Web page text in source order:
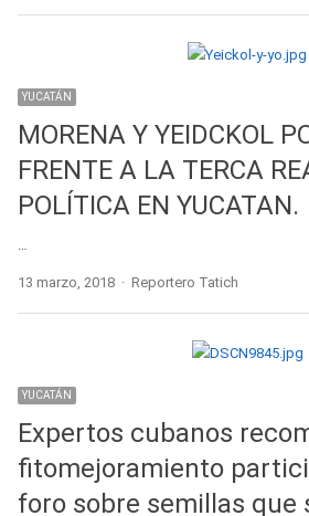
YUCATÁN
MORENA Y YEIDCKOL
FRENTE A LA TERCA
POLÍTICA EN YUCATAN.
13 marzo, 2018 Author
Reportero Tatich
YUCATÁN
Expertos cubanos
fitomejoramiento
foro sobre semillas que